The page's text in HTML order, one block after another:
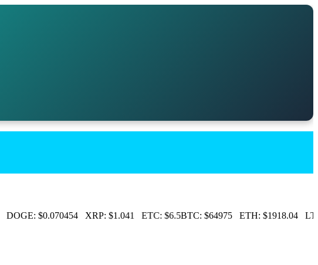
DOGE:$0.070454 XRP:$1.041 ETC:$6.5BTC:$64975 ETH:$1918.04 LTC: